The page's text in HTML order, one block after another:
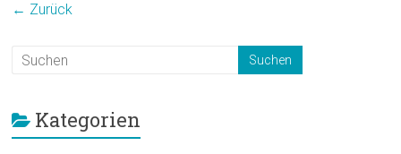
← Zurück
Kategorien